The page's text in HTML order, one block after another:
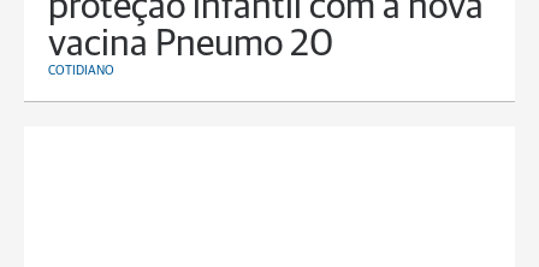
proteção infantil com a nova
vacina Pneumo 20
COTIDIANO